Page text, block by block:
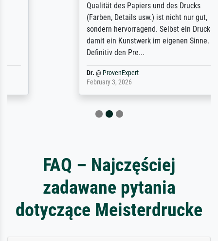
Qualität des Papiers und des Drucks
(Farben, Details usw.) ist nicht nur gut,
sondern hervorragend. Selbst ein Druck ist
damit ein Kunstwerk im eigenen Sinne.
Definitiv den Pre...
ProvenExpert
FAQ – Najczęściej
zadawane pytania
dotyczące Meisterdrucke